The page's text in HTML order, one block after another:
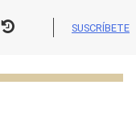
SUSCRÍBETE